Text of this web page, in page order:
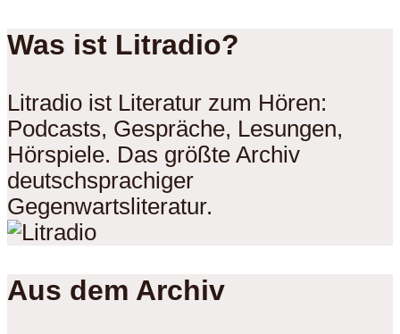
Was ist Litradio?
Litradio ist Literatur zum Hören:
Podcasts, Gespräche, Lesungen,
Hörspiele. Das größte Archiv
deutschsprachiger
Gegenwartsliteratur.
Aus dem Archiv